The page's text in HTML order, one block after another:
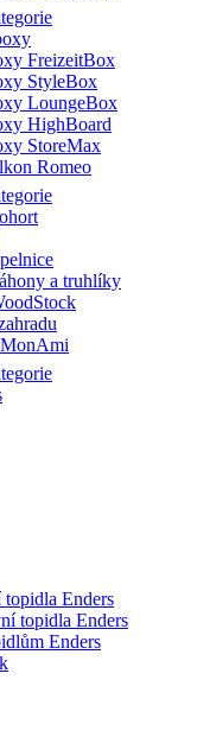
FreizeitBox
StyleBox
LoungeBox
HighBoard
StoreMax
Romeo
a truhlíky
Enders
topidla Enders
Enders